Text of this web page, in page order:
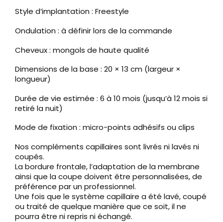
Style d’implantation : Freestyle
Ondulation : à définir lors de la commande
Cheveux : mongols de haute qualité
Dimensions de la base : 20 × 13 cm (largeur ×
longueur)
Durée de vie estimée : 6 à 10 mois (jusqu’à 12 mois si
retiré la nuit)
Mode de fixation : micro-points adhésifs ou clips
Nos compléments capillaires sont livrés ni lavés ni
coupés.
La bordure frontale, l’adaptation de la membrane
ainsi que la coupe doivent être personnalisées, de
préférence par un professionnel.
Une fois que le système capillaire a été lavé, coupé
ou traité de quelque manière que ce soit, il ne
pourra être ni repris ni échangé.